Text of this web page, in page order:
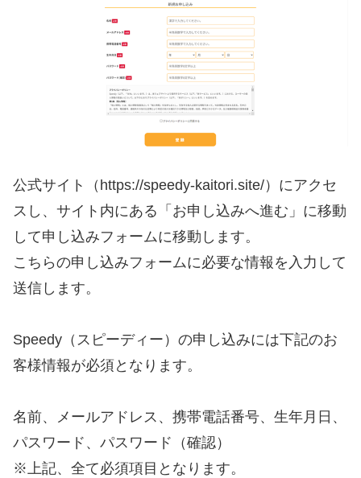
公式サイト（https://speedy-kaitori.site/）にアクセ
スし、サイト内にある「お申し込みへ進む」に移動
して申し込みフォームに移動します。
こちらの申し込みフォームに必要な情報を入力して
送信します。
Speedy（スピーディー）の申し込みには下記のお
客様情報が必須となります。
名前、メールアドレス、携帯電話番号、生年月日、
パスワード、パスワード（確認）
※上記、全て必須項目となります。